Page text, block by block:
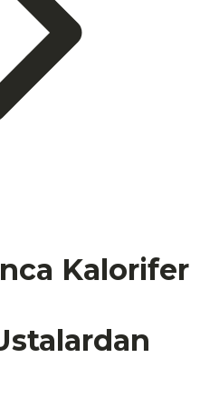
Kalorifer